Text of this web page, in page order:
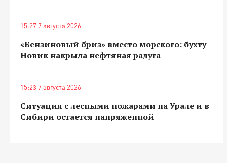
15:27 7 августа 2026
«Бензиновый бриз» вместо морского: бухту
Новик накрыла нефтяная радуга
15:23 7 августа 2026
Ситуация с лесными пожарами на Урале и в
Сибири остается напряженной